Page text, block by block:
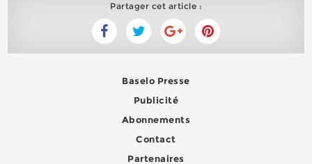
Partager cet article :
Baselo Presse
Publicité
Abonnements
Contact
Partenaires